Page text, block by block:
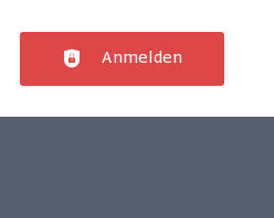
Anmelden